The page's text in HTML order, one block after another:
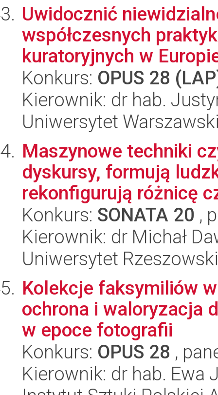
Uwidocznić
współczesnych
kuratoryjnych w
Konkurs: OPUS 28
Kierownik: dr hab.
Uniwersytet
Maszynowe techniki
dyskursy, formują
rekonfigurują różnicę
Konkurs: SONATA 20 ,
Kierownik: dr Michał
Uniwersytet Rzeszowski
Kolekcje faksymiliów
ochrona i waloryzacja
w epoce fotografii
Konkurs: OPUS 28 ,
Kierownik: dr hab. Ewa